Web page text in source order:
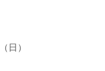
日）